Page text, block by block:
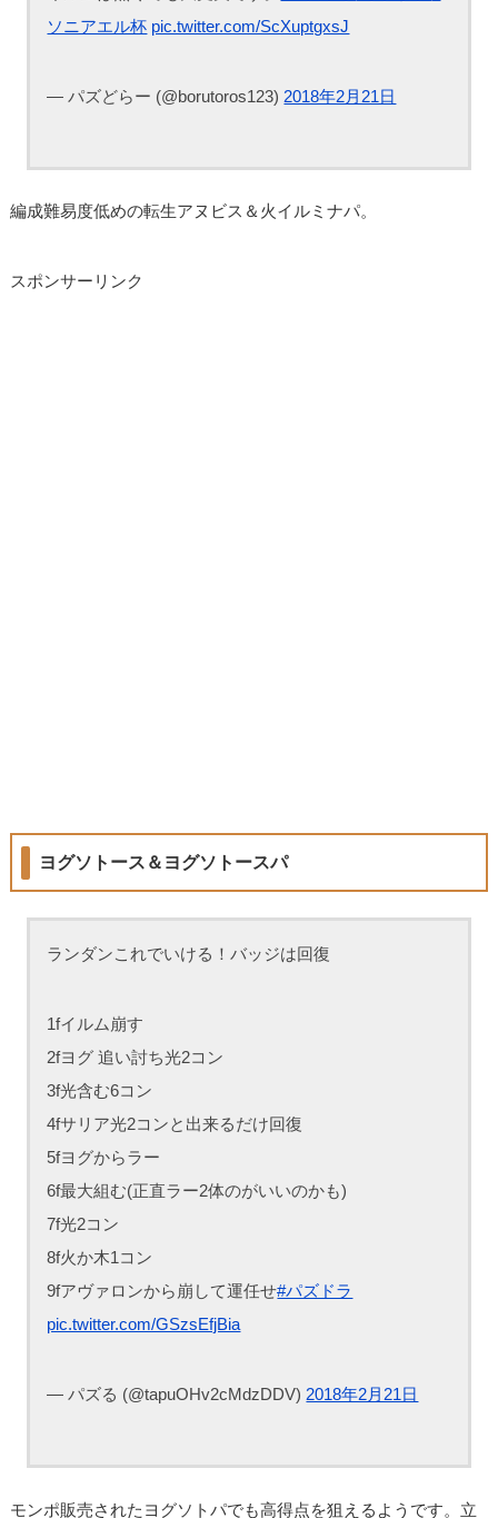
ソニアエル杯 pic.twitter.com/ScXuptgxsJ
— パズどらー (@borutoros123) 2018年2月21日
編成難易度低めの転生アヌビス＆火イルミナパ。
スポンサーリンク
ヨグソトース＆ヨグソトースパ
ランダンこれでいける！バッジは回復
1fイルム崩す
2fヨグ 追い討ち光2コン
3f光含む6コン
4fサリア光2コンと出来るだけ回復
5fヨグからラー
6f最大組む(正直ラー2体のがいいのかも)
7f光2コン
8f火か木1コン
9fアヴァロンから崩して運任せ#パズドラ
pic.twitter.com/GSzsEfjBia
— パズる (@tapuOHv2cMdzDDV) 2018年2月21日
モンポ販売されたヨグソトパでも高得点を狙えるようです。立